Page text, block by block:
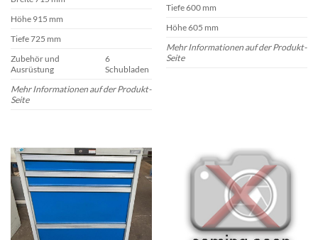
Höhe 915 mm
Tiefe 725 mm
Zubehör und
Ausrüstung
6
Schubladen
Mehr Informationen auf der Produkt-
Seite
Tiefe 600 mm
Höhe 605 mm
Mehr Informationen auf der Produkt-
Seite